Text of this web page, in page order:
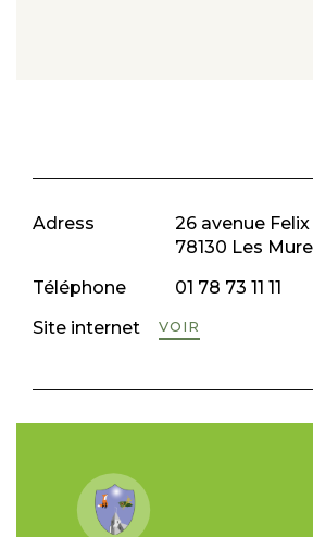
Adress
26 avenue
78130 Les
Téléphone
01 78 73 11 11
Site internet
VOIR